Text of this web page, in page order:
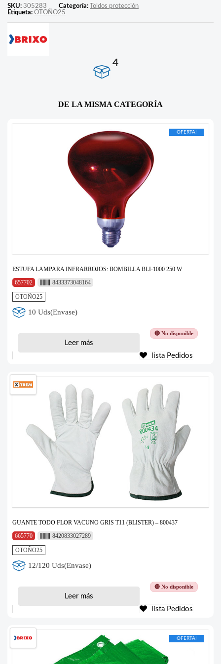
SKU: 305283 Categoría: Toldos protección
Etiqueta: OTOÑO25
4
DE LA MISMA CATEGORÍA
OFERTA!
ESTUFA LAMPARA INFRARROJOS: BOMBILLA BLI-1000 250 W
657702
8433373048164
OTOÑO25
10 Uds(Envase)
🔴 No disponible
Leer más
lista Pedidos
GUANTE TODO FLOR VACUNO GRIS T11 (BLISTER) – 800437
665770
8420833027289
OTOÑO25
12/120 Uds(Envase)
🔴 No disponible
Leer más
lista Pedidos
OFERTA!